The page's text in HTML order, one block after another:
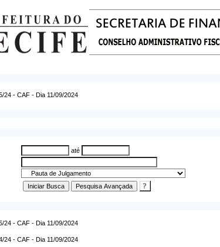
24 - CAF - Dia 11/09/2024
até
24 - CAF - Dia 11/09/2024
24 - CAF - Dia 11/09/2024